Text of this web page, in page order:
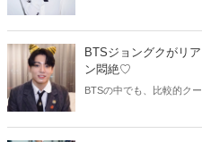
BTSジョングクがリ
ン悶絶♡
BTSの中でも、比較的ク